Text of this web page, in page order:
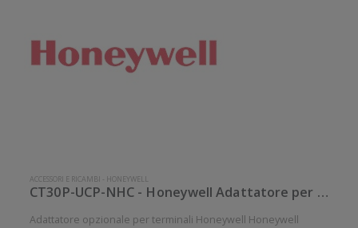
ACCESSORI E RICAMBI - HONEYWELL
CT30P-UCP-NHC - Honeywell Adattatore per stazione di ricarica, Healthc
Adattatore opzionale per terminali Honeywell Honeywell